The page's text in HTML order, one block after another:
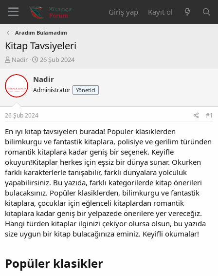
Giriş yap Kayıt ol
Aradım Bulamadım
Kitap Tavsiyeleri
K
n
u
u
b
a
ş
l
a
t
a
n
Nadir
B
ş
l
a
ç
a
r
i
h
i
26 Şub 2024
Nadir
Administrator Yönetici
26 Şub 2024 #1
En iyi kitap tavsiyeleri burada! Popüler klasiklerden
bilimkurgu ve fantastik kitaplara, polisiye ve gerilim türünden
romantik kitaplara kadar geniş bir seçenek. Keyifle
okuyun!Kitaplar herkes için eşsiz bir dünya sunar. Okurken
farklı karakterlerle tanışabilir, farklı dünyalara yolculuk
yapabilirsiniz. Bu yazıda, farklı kategorilerde kitap önerileri
bulacaksınız. Popüler klasiklerden, bilimkurgu ve fantastik
kitaplara, çocuklar için eğlenceli kitaplardan romantik
kitaplara kadar geniş bir yelpazede önerilere yer vereceğiz.
Hangi türden kitaplar ilginizi çekiyor olursa olsun, bu yazıda
size uygun bir kitap bulacağınıza eminiz. Keyifli okumalar!
Popüler klasikler​